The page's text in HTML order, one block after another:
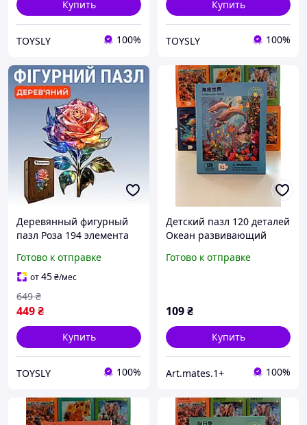
Купить
TOYSLY 100%
Купить
TOYSLY 100%
Деревянный фигурный
пазл Роза 194 элемента
и взрослых в деревянной
коробке
Готово к отправке
от45₴/мес
449₴
649 ₴
Купить
TOYSLY 100%
Детский пазл 120 деталей
Океан развивающий
картонный пазл 28×21 см
Готово к отправке
109₴
Купить
Art.mates.1+ 100%